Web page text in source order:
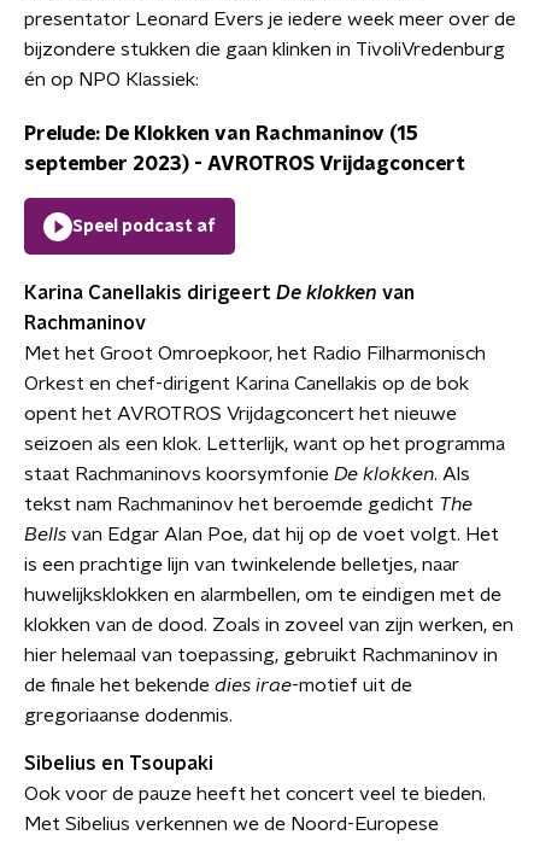
presentator Leonard Evers je iedere week meer over de
bijzondere stukken die gaan klinken in TivoliVredenburg
én op NPO Klassiek:
Prelude: De Klokken van Rachmaninov (15
september 2023) - AVROTROS Vrijdagconcert
Speel podcast af
Karina Canellakis dirigeert De klokken van
Rachmaninov
Met het Groot Omroepkoor, het Radio Filharmonisch
Orkest en chef-dirigent Karina Canellakis op de bok
opent het AVROTROS Vrijdagconcert het nieuwe
seizoen als een klok. Letterlijk, want op het programma
staat Rachmaninovs koorsymfonie De klokken. Als
tekst nam Rachmaninov het beroemde gedicht The
Bells van Edgar Alan Poe, dat hij op de voet volgt. Het
is een prachtige lijn van twinkelende belletjes, naar
huwelijksklokken en alarmbellen, om te eindigen met de
klokken van de dood. Zoals in zoveel van zijn werken, en
hier helemaal van toepassing, gebruikt Rachmaninov in
de finale het bekende dies irae-motief uit de
gregoriaanse dodenmis.
Sibelius en Tsoupaki
Ook voor de pauze heeft het concert veel te bieden.
Met Sibelius verkennen we de Noord-Europese